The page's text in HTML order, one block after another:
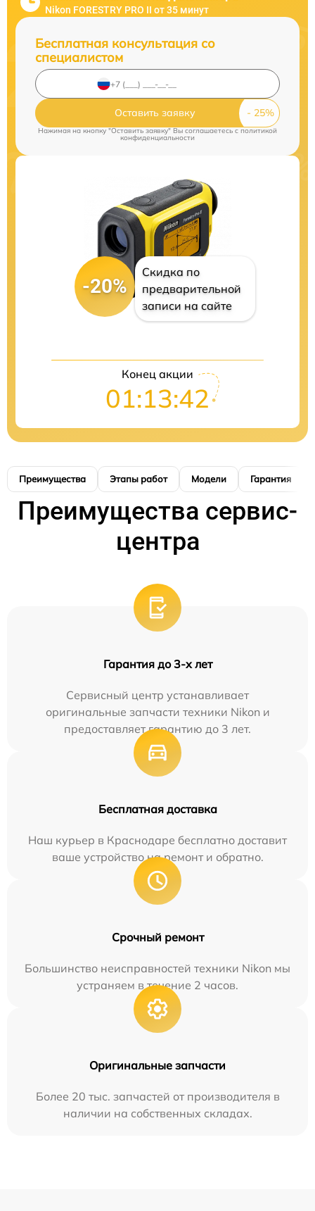
Nikon FORESTRY PRO II от 35 минут
Бесплатная консультация со
специалистом
Оставить заявку
Нажимая на кнопку "Оставить заявку" Вы соглашаетесь cполитикой
конфиденциальности
-20%
Скидка по
предварительной
записи на сайте
Конец акции
01:13:41
Преимущества Этапы работ Модели Гарантия
Преимущества сервис-
центра
Гарантия до 3-х лет
Сервисный центр устанавливает
оригинальные запчасти техники Nikon и
предоставляет гарантию до 3 лет.
Бесплатная доставка
Наш курьер в Краснодаре бесплатно доставит
ваше устройство на ремонт и обратно.
Срочный ремонт
Большинство неисправностей техники Nikon мы
устраняем в течение 2 часов.
Оригинальные запчасти
Более 20 тыс. запчастей от производителя в
наличии на собственных складах.